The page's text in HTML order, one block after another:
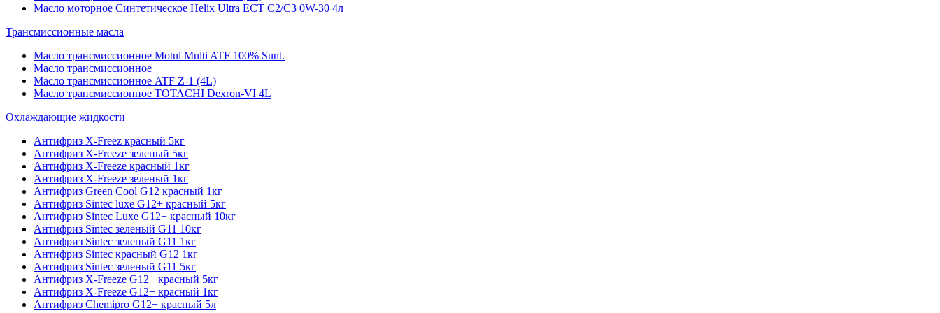
Масло моторное Синтетическое Helix Ultra ECT C2/C3 0W-30 4л
Трансмиссионные масла
Масло трансмиссионное Motul Multi ATF 100% Sunt.
Масло трансмиссионное
Масло трансмиссионное ATF Z-1 (4L)
Масло трансмиссионное TOTACHI Dexron-VI 4L
Охлаждающие жидкости
Антифриз X-Freez красный 5кг
Антифриз X-Freeze зеленый 5кг
Антифриз X-Freeze красный 1кг
Антифриз X-Freeze зеленый 1кг
Антифриз Green Cool G12 красный 1кг
Антифриз Sintec luxe G12+ красный 5кг
Антифриз Sintec Luxe G12+ красный 10кг
Антифриз Sintec зеленый G11 10кг
Антифриз Sintec зеленый G11 1кг
Антифриз Sintec красный G12 1кг
Антифриз Sintec зеленый G11 5кг
Антифриз X-Freeze G12+ красный 5кг
Антифриз X-Freeze G12+ красный 1кг
Антифриз Chemipro G12+ красный 5л